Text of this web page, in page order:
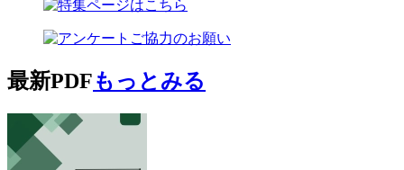
最新PDFもっとみる